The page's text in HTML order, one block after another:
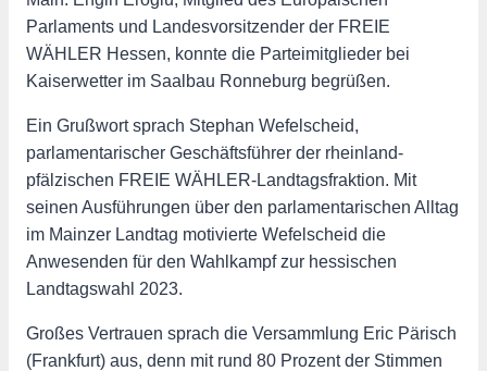
Parlaments und Landesvorsitzender der FREIE
WÄHLER Hessen, konnte die Parteimitglieder bei
Kaiserwetter im Saalbau Ronneburg begrüßen.
Ein Grußwort sprach Stephan Wefelscheid,
parlamentarischer Geschäftsführer der rheinland-
pfälzischen FREIE WÄHLER-Landtagsfraktion. Mit
seinen Ausführungen über den parlamentarischen Alltag
im Mainzer Landtag motivierte Wefelscheid die
Anwesenden für den Wahlkampf zur hessischen
Landtagswahl 2023.
Großes Vertrauen sprach die Versammlung Eric Pärisch
(Frankfurt) aus, denn mit rund 80 Prozent der Stimmen